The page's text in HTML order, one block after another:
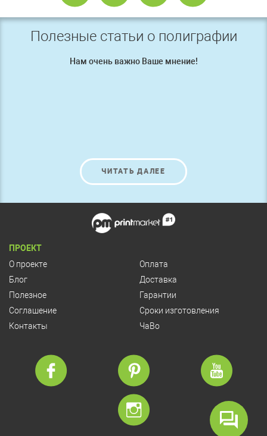
Полезные статьи о полиграфии
Нам очень важно Ваше мнение!
ЧИТАТЬ ДАЛЕЕ
ПРОЕКТ
О проекте
Блог
Полезное
Соглашение
Контакты
Оплата
Доставка
Гарантии
Сроки изготовления
ЧаВо